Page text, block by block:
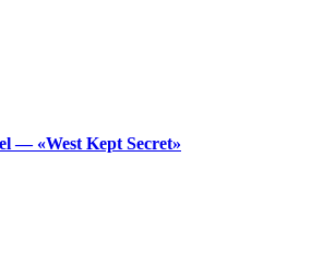
— «West Kept Secret»